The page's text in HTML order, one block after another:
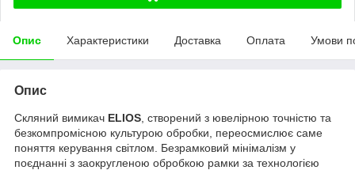
Опис Характеристики Доставка Оплата Умови
Опис
Скляний вимикач ELIOS , створений з ювелірною точністю та
безкомпромісною культурою обробки, переосмислює саме
поняття керування світлом. Безрамковий мінімалізм у
поєднанні з заокругленою обробкою рамки за технологією